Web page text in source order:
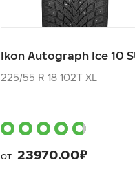
Ikon Autograph Ice 10
225/55 R 18 102T XL
от 23970.00₽
от23970.00₽